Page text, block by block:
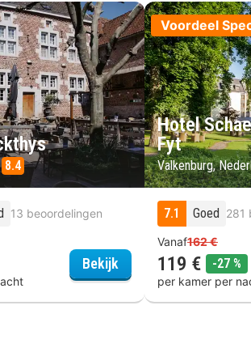
8.4
13 beoordelingen
Bekijk Hotel Blanckthys
Voordeel
Hotel
Fyt
Valkenburg,
7.1 Goed 281
Vanaf162 €
119 € -27 %
per kamer per